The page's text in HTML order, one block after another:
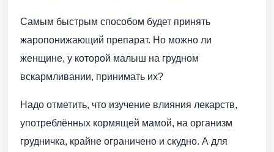
Самым быстрым способом будет принять
жаропонижающий препарат. Но можно ли
женщине, у которой малыш на грудном
вскармливании, принимать их?
Надо отметить, что изучение влияния лекарств,
употреблённых кормящей мамой, на организм
грудничка, крайне ограничено и скудно. А для